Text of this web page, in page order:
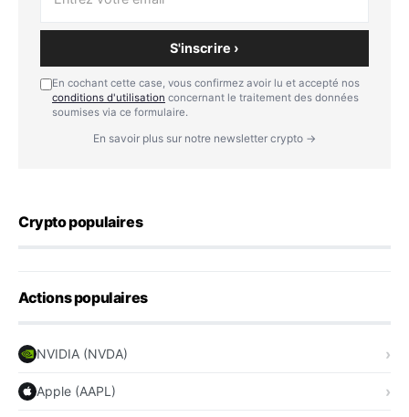
S'inscrire ›
En cochant cette case, vous confirmez avoir lu et accepté nos
conditions d'utilisation concernant le traitement des données
soumises via ce formulaire.
En savoir plus sur notre newsletter crypto →
Crypto populaires
Actions populaires
NVIDIA (NVDA)
Apple (AAPL)